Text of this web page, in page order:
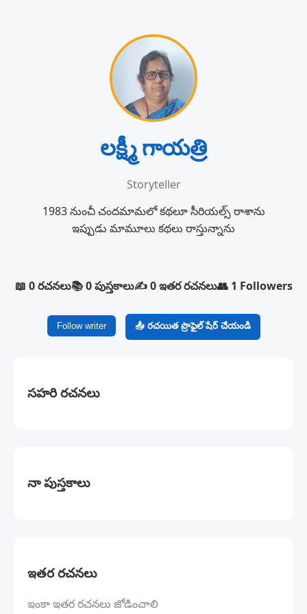
లక్ష్మీ గాయత్రి
Storyteller
1983 నుంచీ చందమామలో కథలూ సీరియల్స్ రాశాను
ఇప్పుడు మామూలు కథలు రాస్తున్నాను
📖 0 రచనలు📚 0 పుస్తకాలు✍️ 0 ఇతర రచనలు👥 1 Followers
Follow writer 📤 రచయిత ప్రొఫైల్ షేర్ చేయండి
సహరి రచనలు
నా పుస్తకాలు
ఇతర రచనలు
ఇంకా ఇతర రచనలు జోడించాలి